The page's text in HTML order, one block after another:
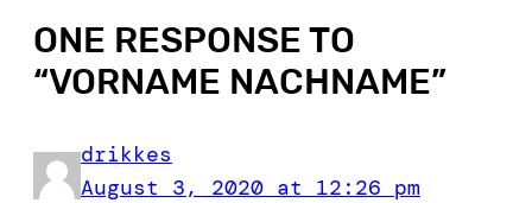
ONE RESPONSE TO
“VORNAME NACHNAME”
drikkes
August 3, 2020 at 12:26 pm